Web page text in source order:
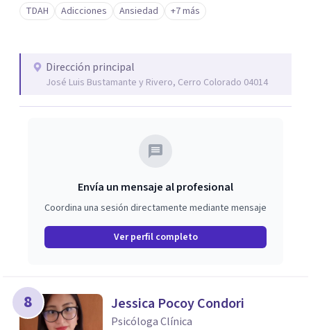
TDAH Adicciones Ansiedad +7 más
Dirección principal
José Luis Bustamante y Rivero, Cerro Colorado 04014
Envía un mensaje al profesional
Coordina una sesión directamente mediante mensaje
Ver perfil completo
8 Jessica Pocoy Condori
Psicóloga Clínica